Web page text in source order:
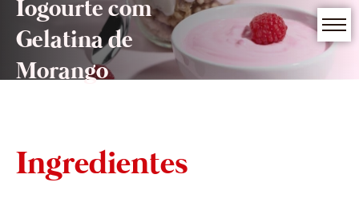
Iogourte com
Gelatina de
Morango
Ingredientes